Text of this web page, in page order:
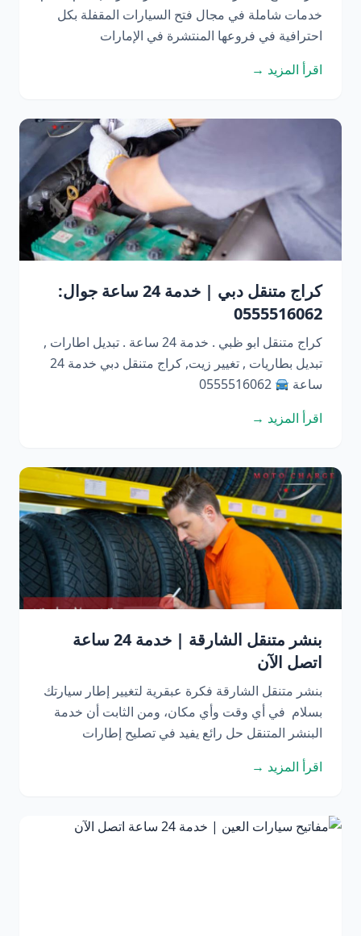
خدمات شاملة في مجال فتح السيارات المقفلة بكل
احترافية في فروعها المنتشرة في الإمارات
اقرأ المزيد →
كراج متنقل دبي | خدمة 24 ساعة جوال:
0555516062
كراج متنقل ابو ظبي . خدمة 24 ساعة . تبديل اطارات ,
تبديل بطاريات , تغيير زيت, كراج متنقل دبي خدمة 24
ساعة
0555516062
اقرأ المزيد →
بنشر متنقل الشارقة | خدمة 24 ساعة
اتصل الآن
بنشر متنقل الشارقة فكرة عبقرية لتغيير إطار سيارتك
بسلام في أي وقت وأي مكان، ومن الثابت أن خدمة
البنشر المتنقل حل رائع يفيد في تصليح إطارات
اقرأ المزيد →